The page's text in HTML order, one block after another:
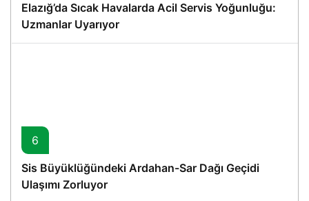
Elazığ’da Sıcak Havalarda Acil Servis Yoğunluğu:
Uzmanlar Uyarıyor
6
Sis Büyüklüğündeki Ardahan-Sar Dağı Geçidi
Ulaşımı Zorluyor